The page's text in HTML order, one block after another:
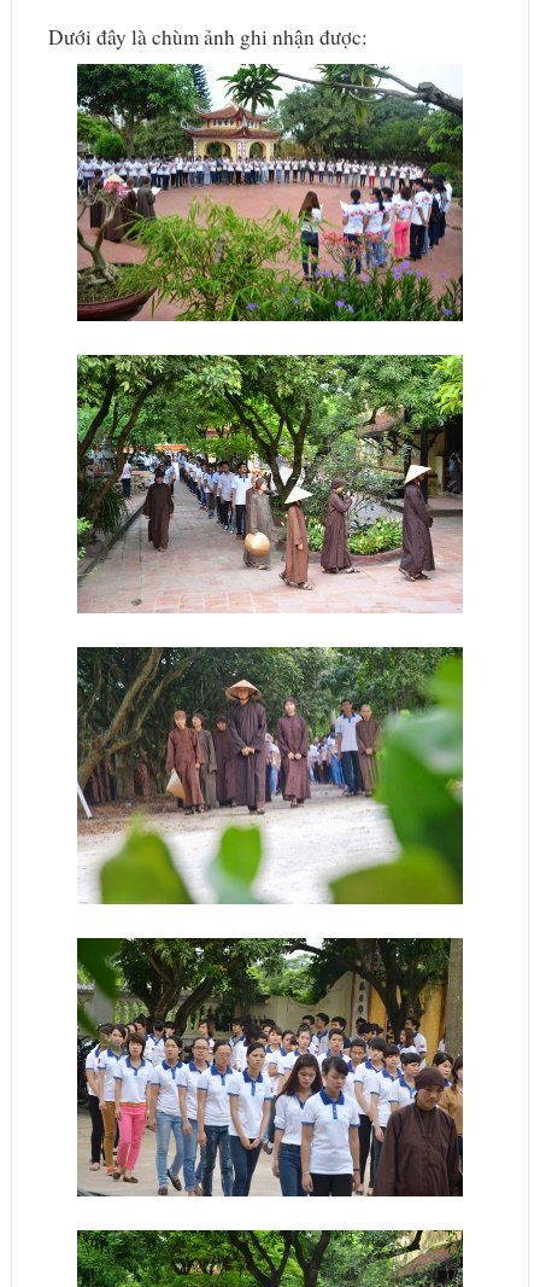
Dưới đây là chùm ảnh ghi nhận được: